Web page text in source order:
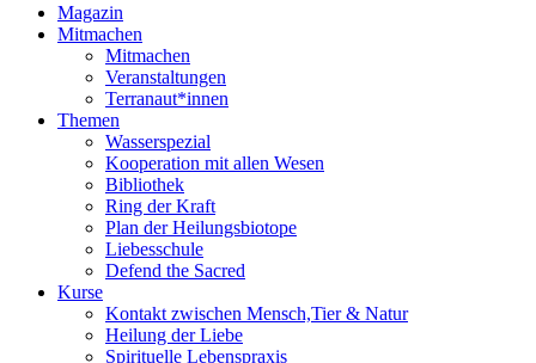
Magazin
Mitmachen
Mitmachen
Veranstaltungen
Terranaut*innen
Themen
Wasserspezial
Kooperation mit allen Wesen
Bibliothek
Ring der Kraft
Plan der Heilungsbiotope
Liebesschule
Defend the Sacred
Kurse
Kontakt zwischen Mensch,Tier & Natur
Heilung der Liebe
Spirituelle Lebenspraxis